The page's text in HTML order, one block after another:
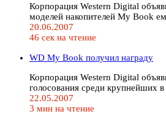
Корпорация Western Digital
моделей накопителей My Book
20.06.2007
46 сек на чтение
WD My Book получил награду
Корпорация Western Digital
голосования среди крупнейших
22.05.2007
3 мин на чтение